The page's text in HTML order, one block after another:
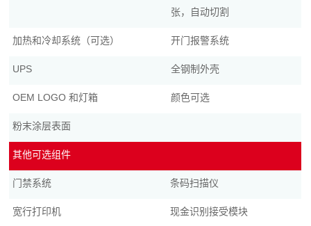
张，自动切割
加热和冷却系统（可选） 开门报警系统
UPS 全钢制外壳
OEM LOGO 和灯箱 颜色可选
粉末涂层表面
其他可选组件
门禁系统 条码扫描仪
宽行打印机 现金识别接受模块